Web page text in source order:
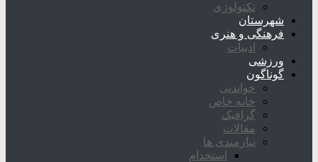
تکنولوژی
شهرستان
فرهنگی و هنری
ادبیات
ورزشی
گوناگون
خواندنی
خانه خاص
گرافیک
مقالات
نیازمندی ها
استخدام